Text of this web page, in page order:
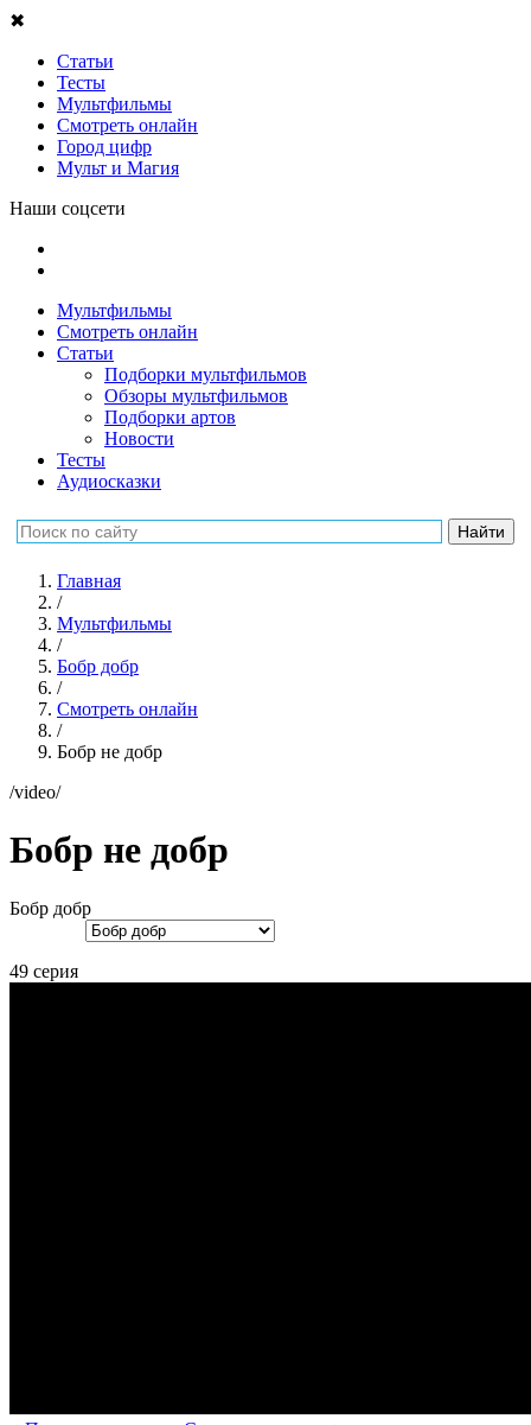
✖
Статьи
Тесты
Мультфильмы
Смотреть онлайн
Город цифр
Мульт и Магия
Наши соцсети
Мультфильмы
Смотреть онлайн
Статьи
Подборки мультфильмов
Обзоры мультфильмов
Подборки артов
Новости
Тесты
Аудиосказки
Главная
/
Мультфильмы
/
Бобр добр
/
Смотреть онлайн
/
Бобр не добр
/video/
Бобр не добр
Бобр добр
49 серия